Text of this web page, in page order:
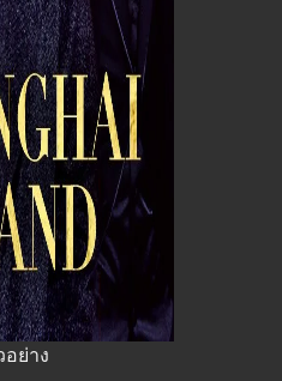
อย่าง